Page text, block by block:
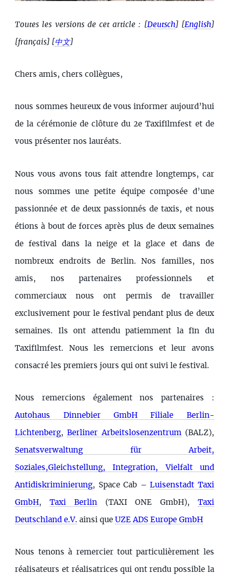
Toutes les versions de cet article : [ Deutsch] [ English]
[français] [ 中文]
Chers amis, chers collègues,
nous sommes heureux de vous informer aujourd’hui
de la cérémonie de clôture du 2e Taxifilmfest et de
vous présenter nos lauréats.
Nous vous avons tous fait attendre longtemps, car
nous sommes une petite équipe composée d’une
passionnée et de deux passionnés de taxis, et nous
étions à bout de forces après plus de deux semaines
de festival dans la neige et la glace et dans de
nombreux endroits de Berlin. Nos familles, nos
amis, nos partenaires professionnels et
commerciaux nous ont permis de travailler
exclusivement pour le festival pendant plus de deux
semaines. Ils ont attendu patiemment la fin du
Taxifilmfest. Nous les remercions et leur avons
consacré les premiers jours qui ont suivi le festival.
Nous remercions également nos partenaires :
Autohaus Dinnebier GmbH Filiale Berlin-
Lichtenberg, Berliner Arbeitslosenzentrum (BALZ),
Senatsverwaltung für Arbeit,
Soziales,Gleichstellung, Integration, Vielfalt und
Antidiskriminierung, Space Cab – Luisenstadt Taxi
GmbH ,Taxi Berlin (TAXI ONE GmbH), Taxi
Deutschland e.V. ainsi que UZE ADS Europe GmbH
Nous tenons à remercier tout particulièrement les
réalisateurs et réalisatrices qui ont rendu possible la